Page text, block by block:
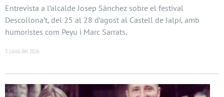
Entrevista a l’alcalde Josep Sànchez sobre el festival
Descollona’t, del 25 al 28 d’agost al Castell de Jalpí, amb
humoristes com Peyu i Marc Sarrats.
3 juliol del 2026